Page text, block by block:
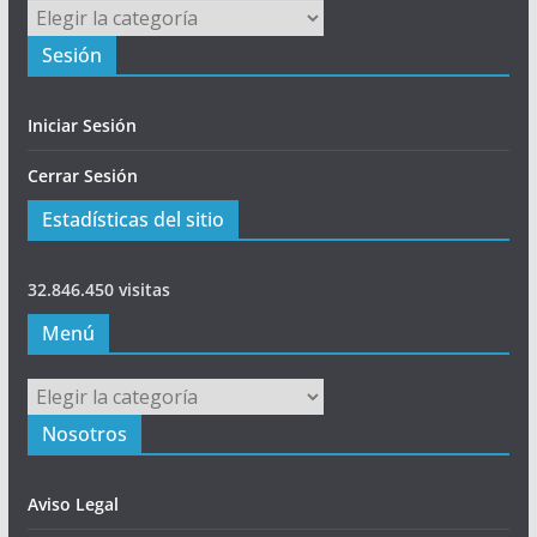
Principal
Sesión
Iniciar Sesión
Cerrar Sesión
Estadísticas del sitio
32.846.450 visitas
Menú
Menú
Nosotros
Aviso Legal